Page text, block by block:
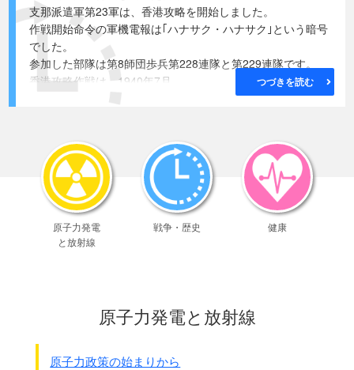
支那派遣軍第23軍は、香港攻略を開始しました。
作戦開始命令の軍機電報は｢ハナサク・ハナサク｣という暗号
でした。
参加した部隊は第8師団歩兵第228連隊と第229連隊です。
香港攻略作戦は、1940年7月
ました。
1941年12月25日、
香港のイギリス軍が降伏すると、
日本の主力部隊はジャワ方面に移動し、
独立歩兵第67大隊、68大隊、69大隊、香港砲兵隊が守備に
つきました。
大本営直轄の香港占領地総監部が組織され、
磯谷廉介中将が総督に就任して占領行政の準備に入りまし
た。
2月20日には香港島セントラル地区の中国上海銀行を
つづきを読む
原子力発電
と放射線
戦争・歴史 健康
原子力発電と放射線
原子力政策の始まりから